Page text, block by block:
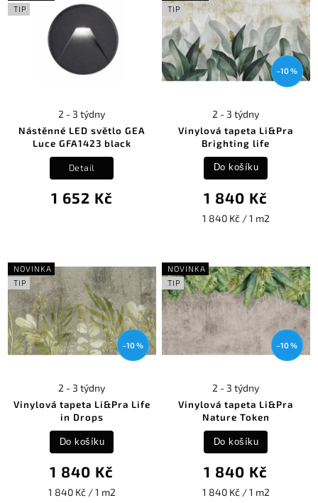
TIP
Nástěnné LED světlo GEA
Luce GFA1423 black
2 - 3 týdny
1 652 Kč
Detail
TIP
–10 %
Vinylová tapeta Li&Pra
Brighting life
2 - 3 týdny
1 840 Kč
1 840 Kč / 1 m2
Do košíku
NOVINKA
TIP
–10 %
Vinylová tapeta Li&Pra Life
in Drops
2 - 3 týdny
1 840 Kč
1 840 Kč / 1 m2
Do košíku
NOVINKA
TIP
–10 %
Vinylová tapeta Li&Pra
Nature Token
2 - 3 týdny
1 840 Kč
1 840 Kč / 1 m2
Do košíku